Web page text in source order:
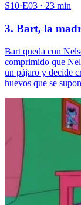
S10·E03 · 23 min
3. Bart, la
Bart queda con
comprimido que
un pájaro y decide
huevos que se